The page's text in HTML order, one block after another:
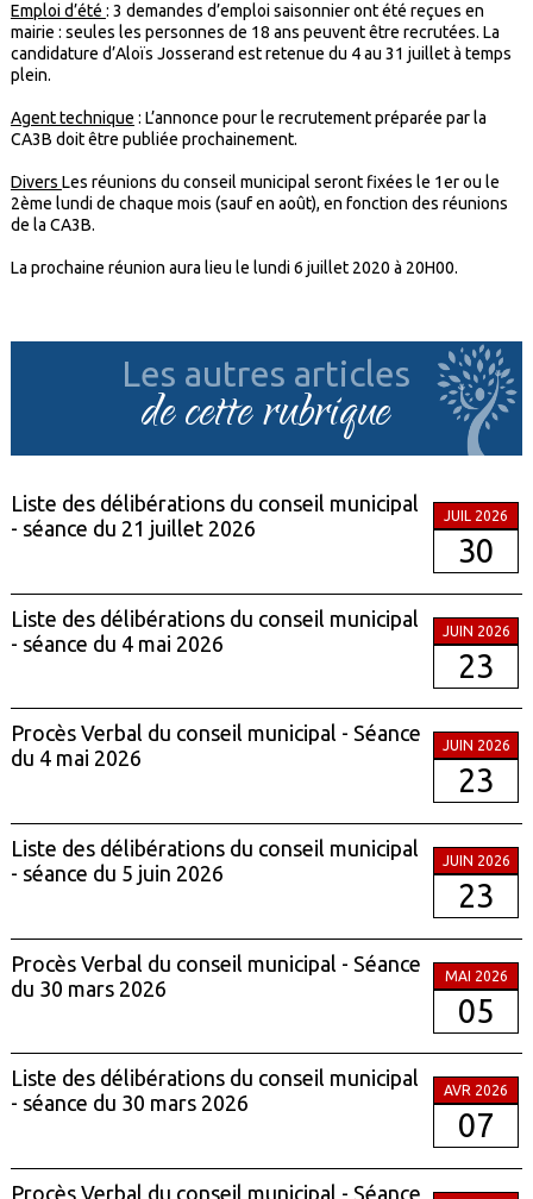
Emploi d’été : 3 demandes d’emploi saisonnier ont été reçues en
mairie : seules les personnes de 18 ans peuvent être recrutées. La
candidature d’Aloïs Josserand est retenue du 4 au 31 juillet à temps
plein.
Agent technique : L’annonce pour le recrutement préparée par la
CA3B doit être publiée prochainement.
Divers Les réunions du conseil municipal seront fixées le 1er ou le
2ème lundi de chaque mois (sauf en août), en fonction des réunions
de la CA3B.
La prochaine réunion aura lieu le lundi 6 juillet 2020 à 20H00.
Les autres articles
de cette rubrique
Liste des délibérations du conseil municipal
- séance du 21 juillet 2026
JUIL 2026
30
Liste des délibérations du conseil municipal
- séance du 4 mai 2026
JUIN 2026
23
Procès Verbal du conseil municipal - Séance
du 4 mai 2026
JUIN 2026
23
Liste des délibérations du conseil municipal
- séance du 5 juin 2026
JUIN 2026
23
Procès Verbal du conseil municipal - Séance
du 30 mars 2026
MAI 2026
05
Liste des délibérations du conseil municipal
- séance du 30 mars 2026
AVR 2026
07
Procès Verbal du conseil municipal - Séance